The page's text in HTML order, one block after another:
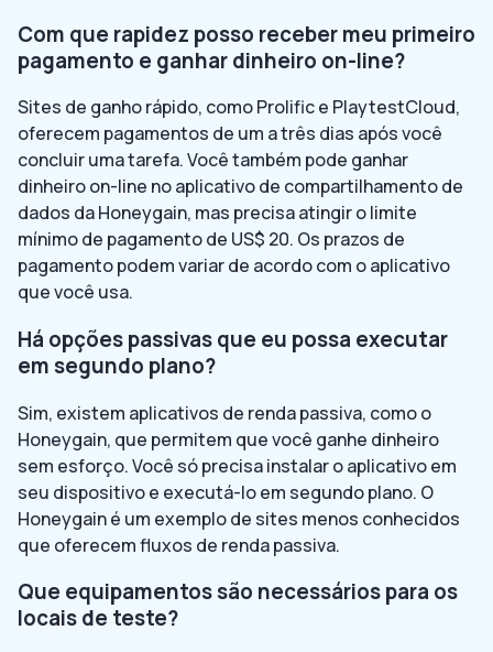
Com que rapidez posso receber meu primeiro
pagamento e ganhar dinheiro on-line?
Sites de ganho rápido, como Prolific e PlaytestCloud,
oferecem pagamentos de um a três dias após você
concluir uma tarefa. Você também pode ganhar
dinheiro on-line no aplicativo de compartilhamento de
dados da Honeygain, mas precisa atingir o limite
mínimo de pagamento de US$ 20. Os prazos de
pagamento podem variar de acordo com o aplicativo
que você usa.
Há opções passivas que eu possa executar
em segundo plano?
Sim, existem aplicativos de renda passiva, como o
Honeygain, que permitem que você ganhe dinheiro
sem esforço. Você só precisa instalar o aplicativo em
seu dispositivo e executá-lo em segundo plano. O
Honeygain é um exemplo de sites menos conhecidos
que oferecem fluxos de renda passiva.
Que equipamentos são necessários para os
locais de teste?